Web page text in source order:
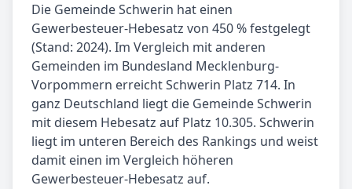
Die Gemeinde Schwerin hat einen
Gewerbesteuer-Hebesatz von 450 % festgelegt
(Stand: 2024). Im Vergleich mit anderen
Gemeinden im Bundesland Mecklenburg-
Vorpommern erreicht Schwerin Platz 714. In
ganz Deutschland liegt die Gemeinde Schwerin
mit diesem Hebesatz auf Platz 10.305. Schwerin
liegt im unteren Bereich des Rankings und weist
damit einen im Vergleich höheren
Gewerbesteuer-Hebesatz auf.